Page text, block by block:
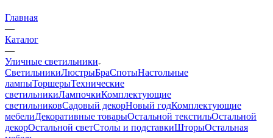
Главная
—
Каталог
—
Уличные светильники
СветильникиЛюстрыБраСпотыНастольные
лампыТоршерыТехнические
светильникиЛампочкиКомплектующие
светильниковСадовый декорНовый годКомплектующие
мебелиДекоративные товарыОстальной текстильОстальной
декорОстальной светСтолы и подставкиШторыОстальная